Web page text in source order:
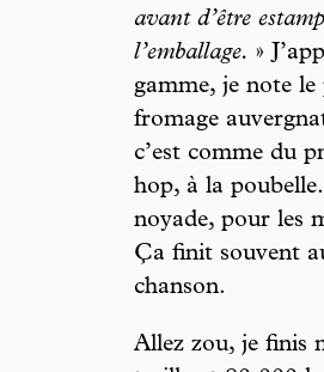
avant d’être
l’emballage. »
gamme, je note
fromage
c’est comme du
hop, à la
noyade, pour les
Ça finit souvent
chanson.
Allez zou, je finis